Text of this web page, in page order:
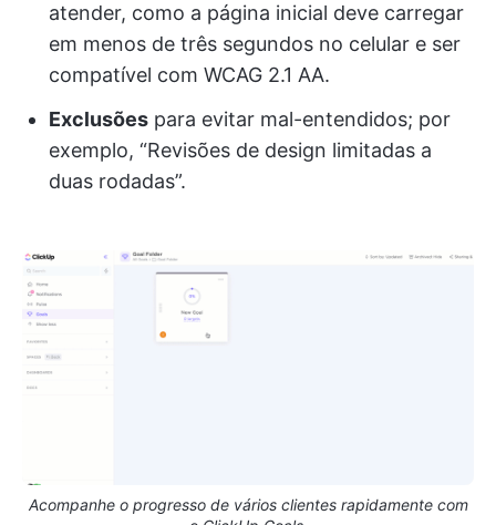
atender, como a página inicial deve carregar
em menos de três segundos no celular e ser
compatível com WCAG 2.1 AA.
Exclusões para evitar mal-entendidos; por
exemplo, “Revisões de design limitadas a
duas rodadas”.
Acompanhe o progresso de vários clientes rapidamente com